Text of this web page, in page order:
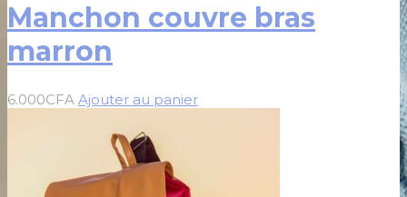
Manchon couvre bras
marron
6.000CFA Ajouter au panier